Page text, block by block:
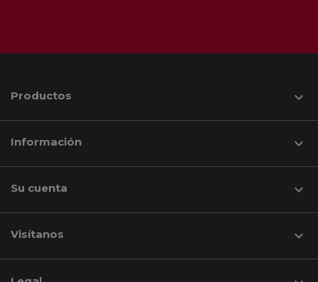
Productos 
Información 
Su cuenta 
Visítanos keyboard_arrow_down